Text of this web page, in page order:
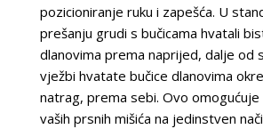
pozicioniranje ruku i zapešća. U
prešanju grudi s bučicama hvatali
dlanovima prema naprijed, dalje od
vježbi hvatate bučice dlanovima
natrag, prema sebi. Ovo
vaših prsnih mišića na jedinstven